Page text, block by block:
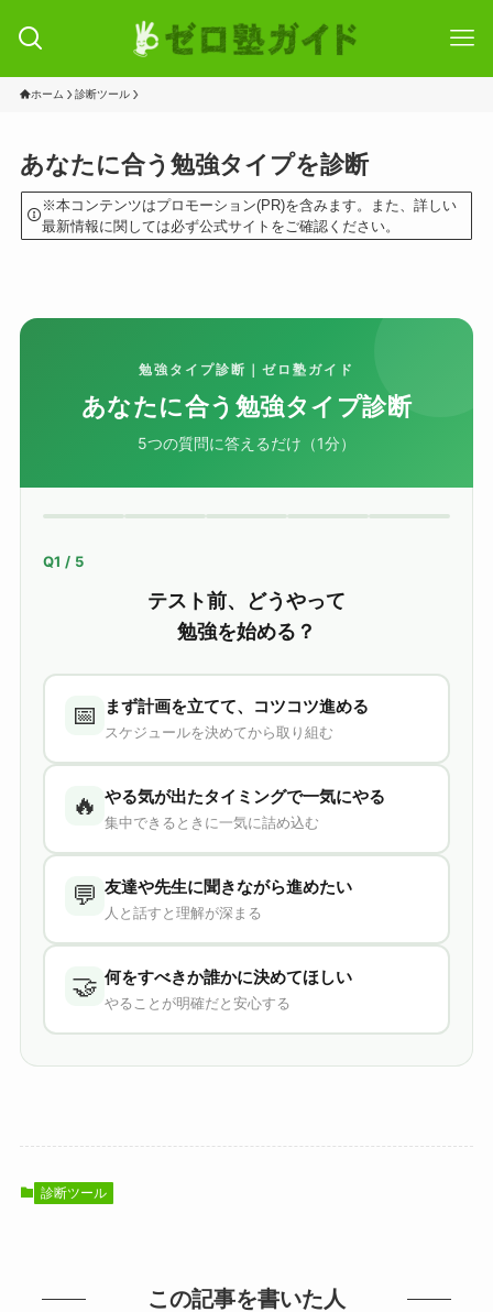
ホーム 診断ツール
あなたに合う勉強タイプを診断
※本コンテンツはプロモーション(PR)を含みます。また、詳しい
最新情報に関しては必ず公式サイトをご確認ください。
勉強タイプ診断｜ゼロ塾ガイド
あなたに合う勉強タイプ診断
5つの質問に答えるだけ（1分）
Q1 / 5
テスト前、どうやって
勉強を始める？
📅 まず計画を立てて、コツコツ進める
スケジュールを決めてから取り組む
🔥 やる気が出たタイミングで一気にやる
集中できるときに一気に詰め込む
💬 友達や先生に聞きながら進めたい
人と話すと理解が深まる
🤝 何をすべきか誰かに決めてほしい
やることが明確だと安心する
診断ツール
この記事を書いた人